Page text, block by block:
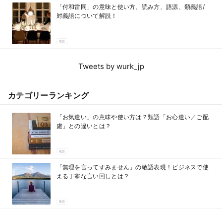
「付和雷同」の意味と使い方、読み方、語源、類義語/
対義語について解説！
敬語
Tweets by wurk_jp
カテゴリーランキング
「お気遣い」の意味や使い方は？類語「お心遣い／ご配
慮」との違いとは？
敬語
「無理を言ってすみません」の敬語表現！ビジネスで使
える丁寧な言い回しとは？
敬語